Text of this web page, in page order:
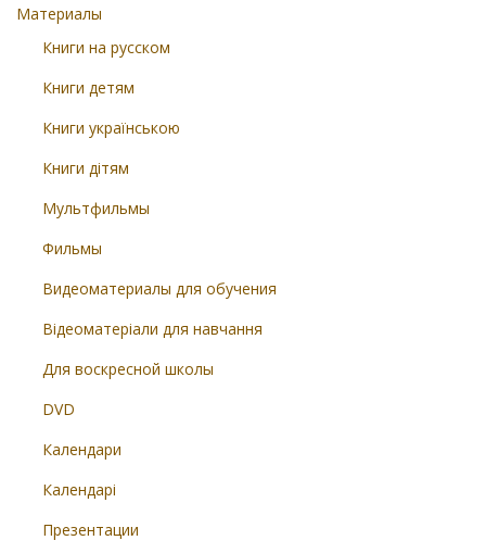
Материалы
Книги на русском
Книги детям
Книги українською
Книги дітям
Мультфильмы
Фильмы
Видеоматериалы для обучения
Відеоматеріали для навчання
Для воскресной школы
DVD
Календари
Календарі
Презентации